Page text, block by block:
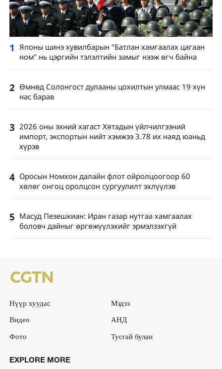
1
Японы шинэ хувилбарын "Батлан ​​​​хамгаалах цагаан
ном" нь цэргийн тэлэлтийн замыг нээж өгч байна
2 Өмнөд Солонгост дулааны цохилтын улмаас 19 хүн
нас барав
3 2026 оны эхний хагаст Хятадын үйлчилгээний
импорт, экспортын нийт хэмжээ 3.78 их наяд юаньд
хүрэв
4 Оросын Номхон далайн флот ойролцоогоор 60
хөлөг онгоц оролцсон сургуулилт эхлүүлэв
5 Масуд Пезешкиан: Иран газар нутгаа хамгаалах
боловч дайныг өргөжүүлэхийг эрмэлзэхгүй
Нүүр хуудас
Мэдээ
Видео
АНД
Фото
Тусгай булан
EXPLORE MORE